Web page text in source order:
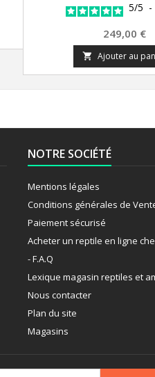
5/5 -
Prix
249,00 €
 Ajouter au
NOTRE SOCIÉTÉ
Mentions légales
Conditions générales de
Paiement sécurisé
Acheter un reptile en ligne
- F.A.Q
Lexique magasin reptiles et
Nous contacter
Plan du site
Magasins